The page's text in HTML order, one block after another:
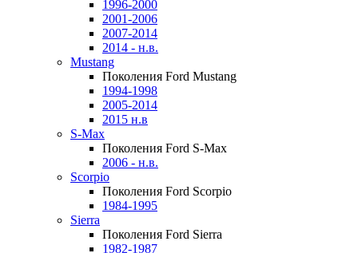
1996-2000
2001-2006
2007-2014
2014 - н.в.
Mustang
Поколения Ford Mustang
1994-1998
2005-2014
2015 н.в
S-Max
Поколения Ford S-Max
2006 - н.в.
Scorpio
Поколения Ford Scorpio
1984-1995
Sierra
Поколения Ford Sierra
1982-1987